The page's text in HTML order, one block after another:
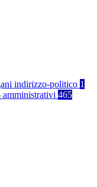
indirizzo-politico 1
465